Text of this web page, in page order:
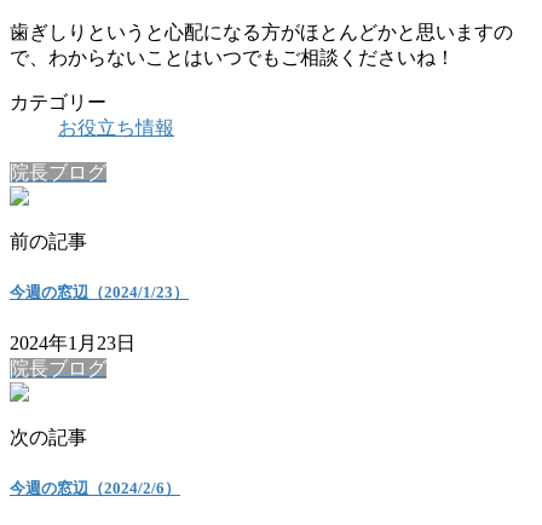
歯ぎしりというと心配になる方がほとんどかと思いますの
で、わからないことはいつでもご相談くださいね！
カテゴリー
お役立ち情報
院長ブログ
前の記事
今週の窓辺（2024/1/23）
2024年1月23日
院長ブログ
次の記事
今週の窓辺（2024/2/6）